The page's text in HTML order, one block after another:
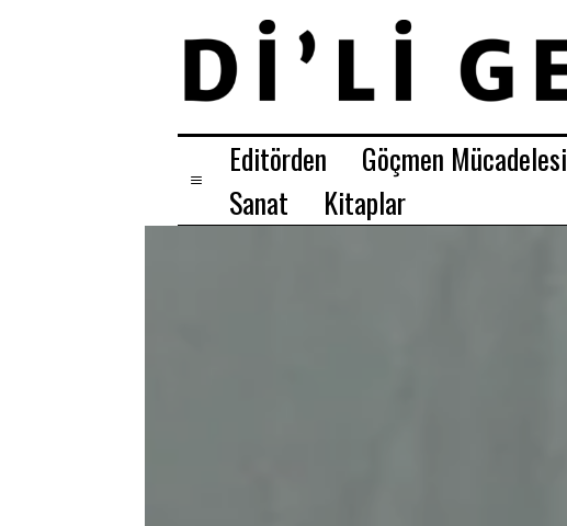
Editörden Göçmen Mücadelesi
Sanat
Kitaplar